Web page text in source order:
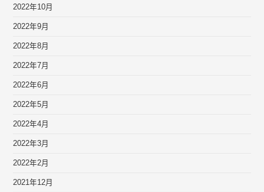
2022年10月
2022年9月
2022年8月
2022年7月
2022年6月
2022年5月
2022年4月
2022年3月
2022年2月
2021年12月